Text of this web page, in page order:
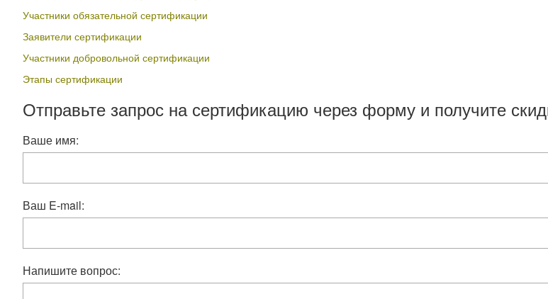
Участники обязательной сертификации
Заявители сертификации
Участники добровольной сертификации
Этапы сертификации
Отправьте запрос на сертификацию через форму и получите
Ваше имя:
Ваш E-mail:
Напишите вопрос: